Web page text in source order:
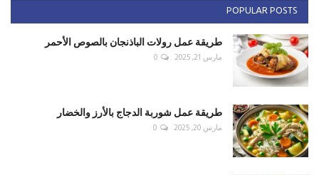
POPULAR POSTS
طريقة عمل رولات الباذنجان بالصوص الأحمر
مارس 21, 2025 0
طريقة عمل شوربة الدجاج بالأرز والخضار
مارس 20, 2025 0